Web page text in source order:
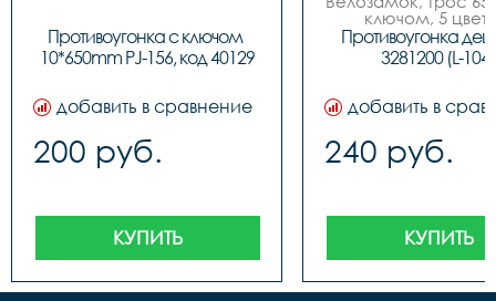
Противоугонка с ключом
10*650mm PJ-156, код 40129
добавить в сравнение
200 руб.
КУПИТЬ
ключом, 5
Противоугонка
3281200 (L-104)
добавить в
240 руб.
КУПИТЬ